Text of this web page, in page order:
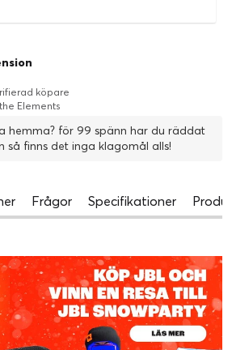
köpare
Elements
hemma? för 99 spänn har du räddat
så finns det inga klagomål alls!
Frågor Specifikationer